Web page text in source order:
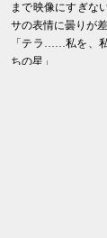
まで映像にすぎな
サの表情に曇りが
「テラ……私を、
ちの星」